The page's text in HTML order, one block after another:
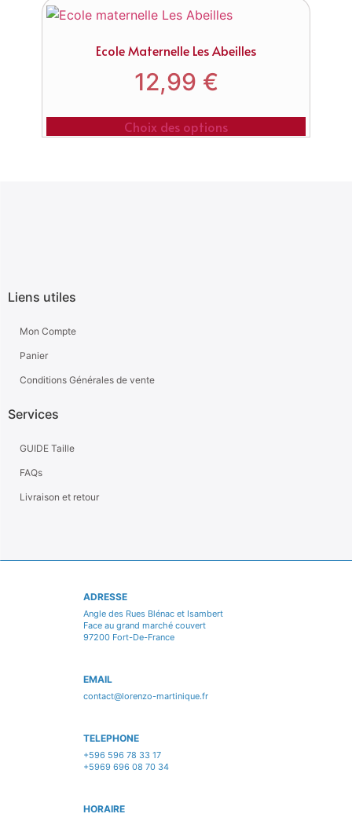
Ecole Maternelle Les Abeilles
12,99 €
Choix des options
Liens utiles
Mon Compte
Panier
Conditions Générales de vente
Services
GUIDE Taille
FAQs
Livraison et retour
ADRESSE
Angle des Rues Blénac et Isambert
Face au grand marché couvert
97200 Fort-De-France
EMAIL
contact@lorenzo-martinique.fr
TELEPHONE
+596 596 78 33 17
+5969 696 08 70 34
HORAIRE